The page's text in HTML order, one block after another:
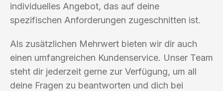
individuelles Angebot, das auf deine
spezifischen Anforderungen zugeschnitten ist.
Als zusätzlichen Mehrwert bieten wir dir auch
einen umfangreichen Kundenservice. Unser Team
steht dir jederzeit gerne zur Verfügung, um all
deine Fragen zu beantworten und dich bei